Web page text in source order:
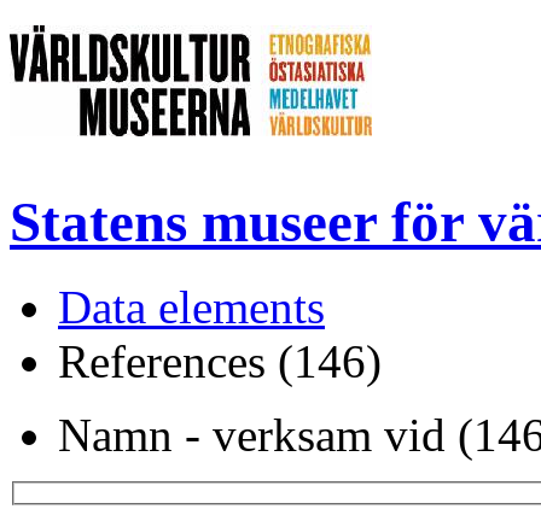
Statens museer för
Data elements
References (146)
Namn - verksam vid